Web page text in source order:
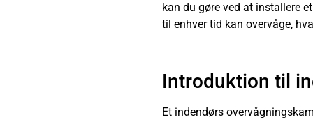
kan du gøre ved at installere
til enhver tid kan overvåge,
Introduktion til
Et indendørs